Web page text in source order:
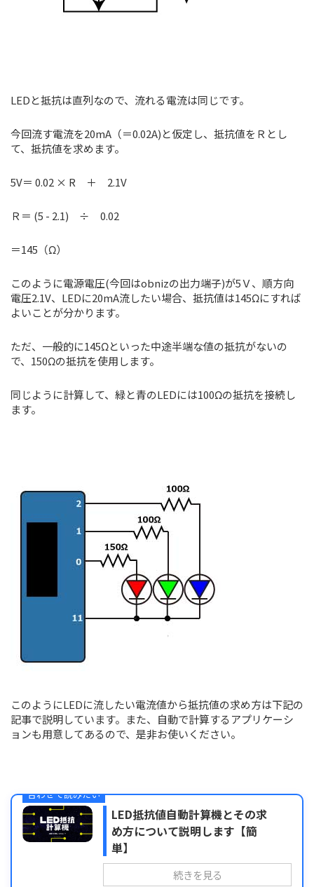
LEDと抵抗は直列なので、流れる電流は同じです。
今回流す電流を20mA（＝0.02A)と仮定し、抵抗値をＲとし
て、抵抗値を求めます。
5V＝ 0.02 × R ＋ 2.1V
Ｒ＝ (5 - 2.1) ÷ 0.02
＝145（Ω）
このように電源電圧(今回はobnizの出力端子)が5Ｖ、順方向
電圧2.1V、LEDに20mA流したい場合、抵抗値は145Ωにすれば
よいことが分かります。
ただ、一般的に145Ωといった中途半端な値の抵抗がないの
で、150Ωの抵抗を使用します。
同じように計算して、緑と青のLEDには100Ωの抵抗を接続し
ます。
このようにLEDに流したい電流値から抵抗値の求め方は下記の
記事で説明しています。また、自動で計算するアプリケーシ
ョンも用意してあるので、是非お使いください。
合わせて読みたい
LED抵抗値自動計算機とその求
め方について説明します【簡
単】
続きを見る